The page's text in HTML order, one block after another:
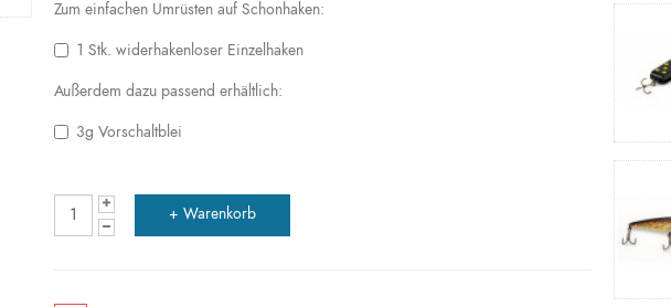
Zum einfachen Umrüsten auf Schonhaken:
1 Stk. widerhakenloser Einzelhaken
Außerdem dazu passend erhältlich:
3g Vorschaltblei